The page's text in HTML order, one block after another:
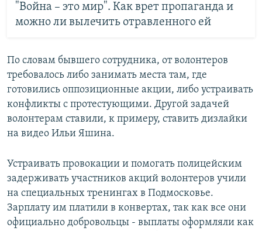
"Война – это мир". Как врет пропаганда и
можно ли вылечить отравленного ей
По словам бывшего сотрудника, от волонтеров
требовалось либо занимать места там, где
готовились оппозиционные акции, либо устраивать
конфликты с протестующими. Другой задачей
волонтерам ставили, к примеру, ставить дизлайки
на видео Ильи Яшина.
Устраивать провокации и помогать полицейским
задерживать участников акций волонтеров учили
на специальных тренингах в Подмосковье.
Зарплату им платили в конвертах, так как все они
официально добровольцы - выплаты оформляли как